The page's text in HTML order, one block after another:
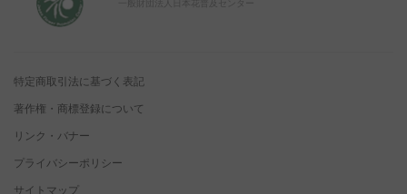
特定商取引法に基づく表記
著作権・商標登録について
リンク・バナー
プライバシーポリシー
サイトマップ